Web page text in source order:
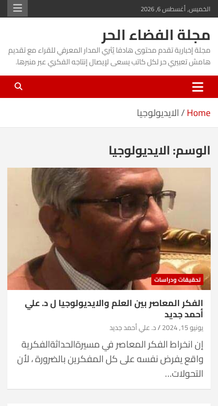
Skip
to
content
الخميس, أغسطس 6, 2026
مجلة الفضاء الحر
مجلة إخبارية تقدم محتوى هادفا يُثري المدار المعرفي للقراء مع تقديم
هامش تعبيري حر لكل كاتب يسعى لإيصال إنتاجه الفكري عبر منبرها.
Home الايديولوجيا
الوسم:الايديولوجيا
تحقيقات ودراسات
الفكر المعاصر بين العلم والايديولوجيا ل د. علي
أحمد جديد
يونيو 15, 2024 د. علي أحمد جديد
إن انخراط الفكر المعاصر في مسيرةالحداثةالفكرية
واقع يفرض نفسه على كل المفكرين بالضرورة ، لأن
التحولات…